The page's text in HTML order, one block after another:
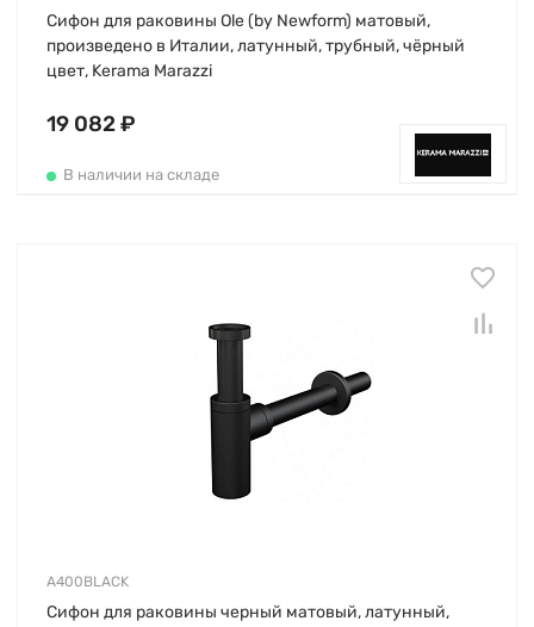
Сифон для раковины Ole (by Newform) матовый,
произведено в Италии, латунный, трубный, чёрный
цвет, Kerama Marazzi
19 082 ₽
В наличии на складе
A400BLACK
Сифон для раковины черный матовый, латунный,